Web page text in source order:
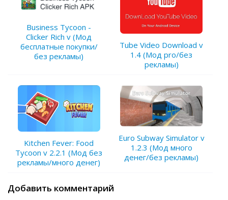
Business Tycoon -
Clicker Rich v (Мод
бесплатные покупки/
без рекламы)
Tube Video Download v
1.4 (Мод pro/без
рекламы)
Kitchen Fever: Food
Tycoon v 2.2.1 (Мод без
рекламы/много денег)
Euro Subway Simulator v
1.2.3 (Мод много
денег/без рекламы)
Добавить комментарий